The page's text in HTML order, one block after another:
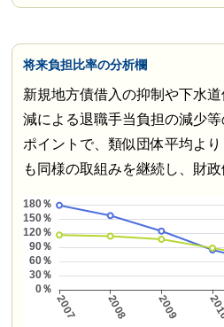
将来負担比率の分析欄
新規地方債借入の抑制や下水
減による退職手当負担の減少
ポイントで、類似団体平均よ
も同様の取組みを継続し、財政